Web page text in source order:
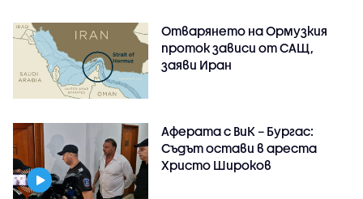
Отварянето на Ормузкия
проток зависи от САЩ,
заяви Иран
Аферата с ВиК – Бургас:
Съдът остави в ареста
Христо Широков